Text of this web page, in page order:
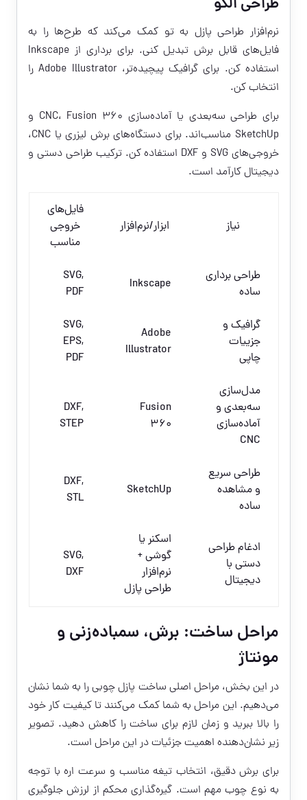
طراحی الگو
نرم‌افزار طراحی پازل به تو کمک می‌کند که طرح‌ها را به
فایل‌های قابل برش تبدیل کنی. برای برداری از Inkscape
استفاده کن. برای گرافیک پیچیده‌تر، Adobe Illustrator را
انتخاب کن.
برای طراحی سه‌بعدی یا آماده‌سازی CNC، Fusion 360 و
SketchUp مناسب‌اند. برای دستگاه‌های برش لیزری یا CNC،
خروجی‌های SVG و DXF استفاده کن. ترکیب طراحی دستی و
دیجیتال کارآمد است.
نیاز ابزار/نرم‌افزار
فایل‌های
خروجی
مناسب
طراحی برداری
ساده
Inkscape
SVG,
PDF
گرافیک و
جزییات
چاپی
Adobe
Illustrator
SVG,
EPS,
PDF
مدل‌سازی
سه‌بعدی و
آماده‌سازی
CNC
Fusion
360
DXF,
STEP
طراحی سریع
و مشاهده
ساده
SketchUp
DXF,
STL
ادغام طراحی
دستی با
دیجیتال
اسکنر یا
گوشی +
نرم‌افزار
طراحی پازل
SVG,
DXF
مراحل ساخت: برش، سمباده‌زنی و
مونتاژ
در این بخش، مراحل اصلی ساخت پازل چوبی را به شما نشان
می‌دهیم. این مراحل به شما کمک می‌کنند تا کیفیت کار خود
را بالا ببرید و زمان لازم برای ساخت را کاهش دهید. تصویر
زیر نشان‌دهنده اهمیت جزئیات در این مراحل است.
برای برش دقیق، انتخاب تیغه مناسب و سرعت اره با توجه
به نوع چوب مهم است. گیره‌گذاری محکم از لرزش جلوگیری